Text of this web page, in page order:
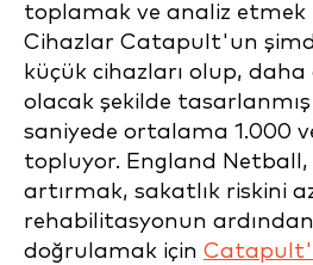
toplamak ve analiz etmek
Cihazlar Catapult'un
küçük cihazları olup, daha
olacak şekilde
saniyede ortalama 1.000
topluyor. England Netball,
artırmak, sakatlık riskini
rehabilitasyonun
doğrulamak için